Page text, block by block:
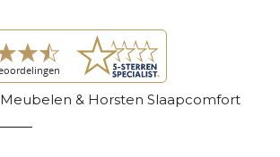
& Horsten Slaapcomfort